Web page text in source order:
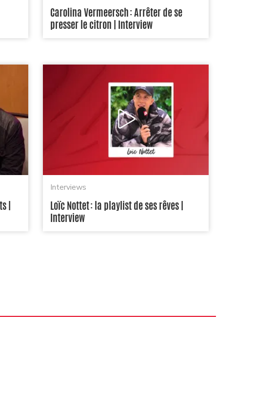
Carolina Vermeersch : Arrêter de se
presser le citron | Interview
|
Interviews
Loïc Nottet : la playlist de ses rêves |
Interview